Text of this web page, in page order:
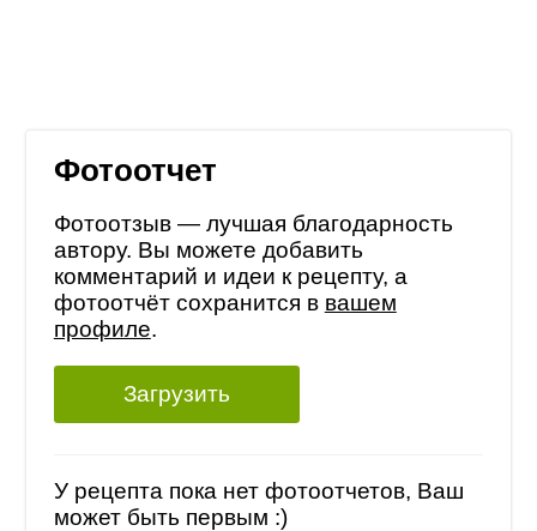
Фотоотчет
Фотоотзыв — лучшая благодарность
автору. Вы можете добавить
комментарий и идеи к рецепту, а
фотоотчёт сохранится в вашем
профиле.
Загрузить
У рецепта пока нет фотоотчетов, Ваш
может быть первым :)